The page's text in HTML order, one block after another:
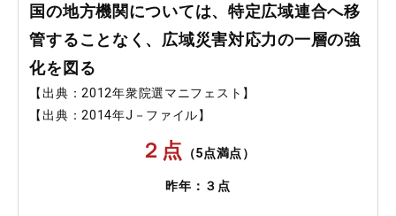
国の地方機関については、特定広域連合へ移
管することなく、広域災害対応力の一層の強
化を図る
【出典：2012年衆院選マニフェスト】
【出典：2014年J－ファイル】
２点 （5点満点）
昨年：３点